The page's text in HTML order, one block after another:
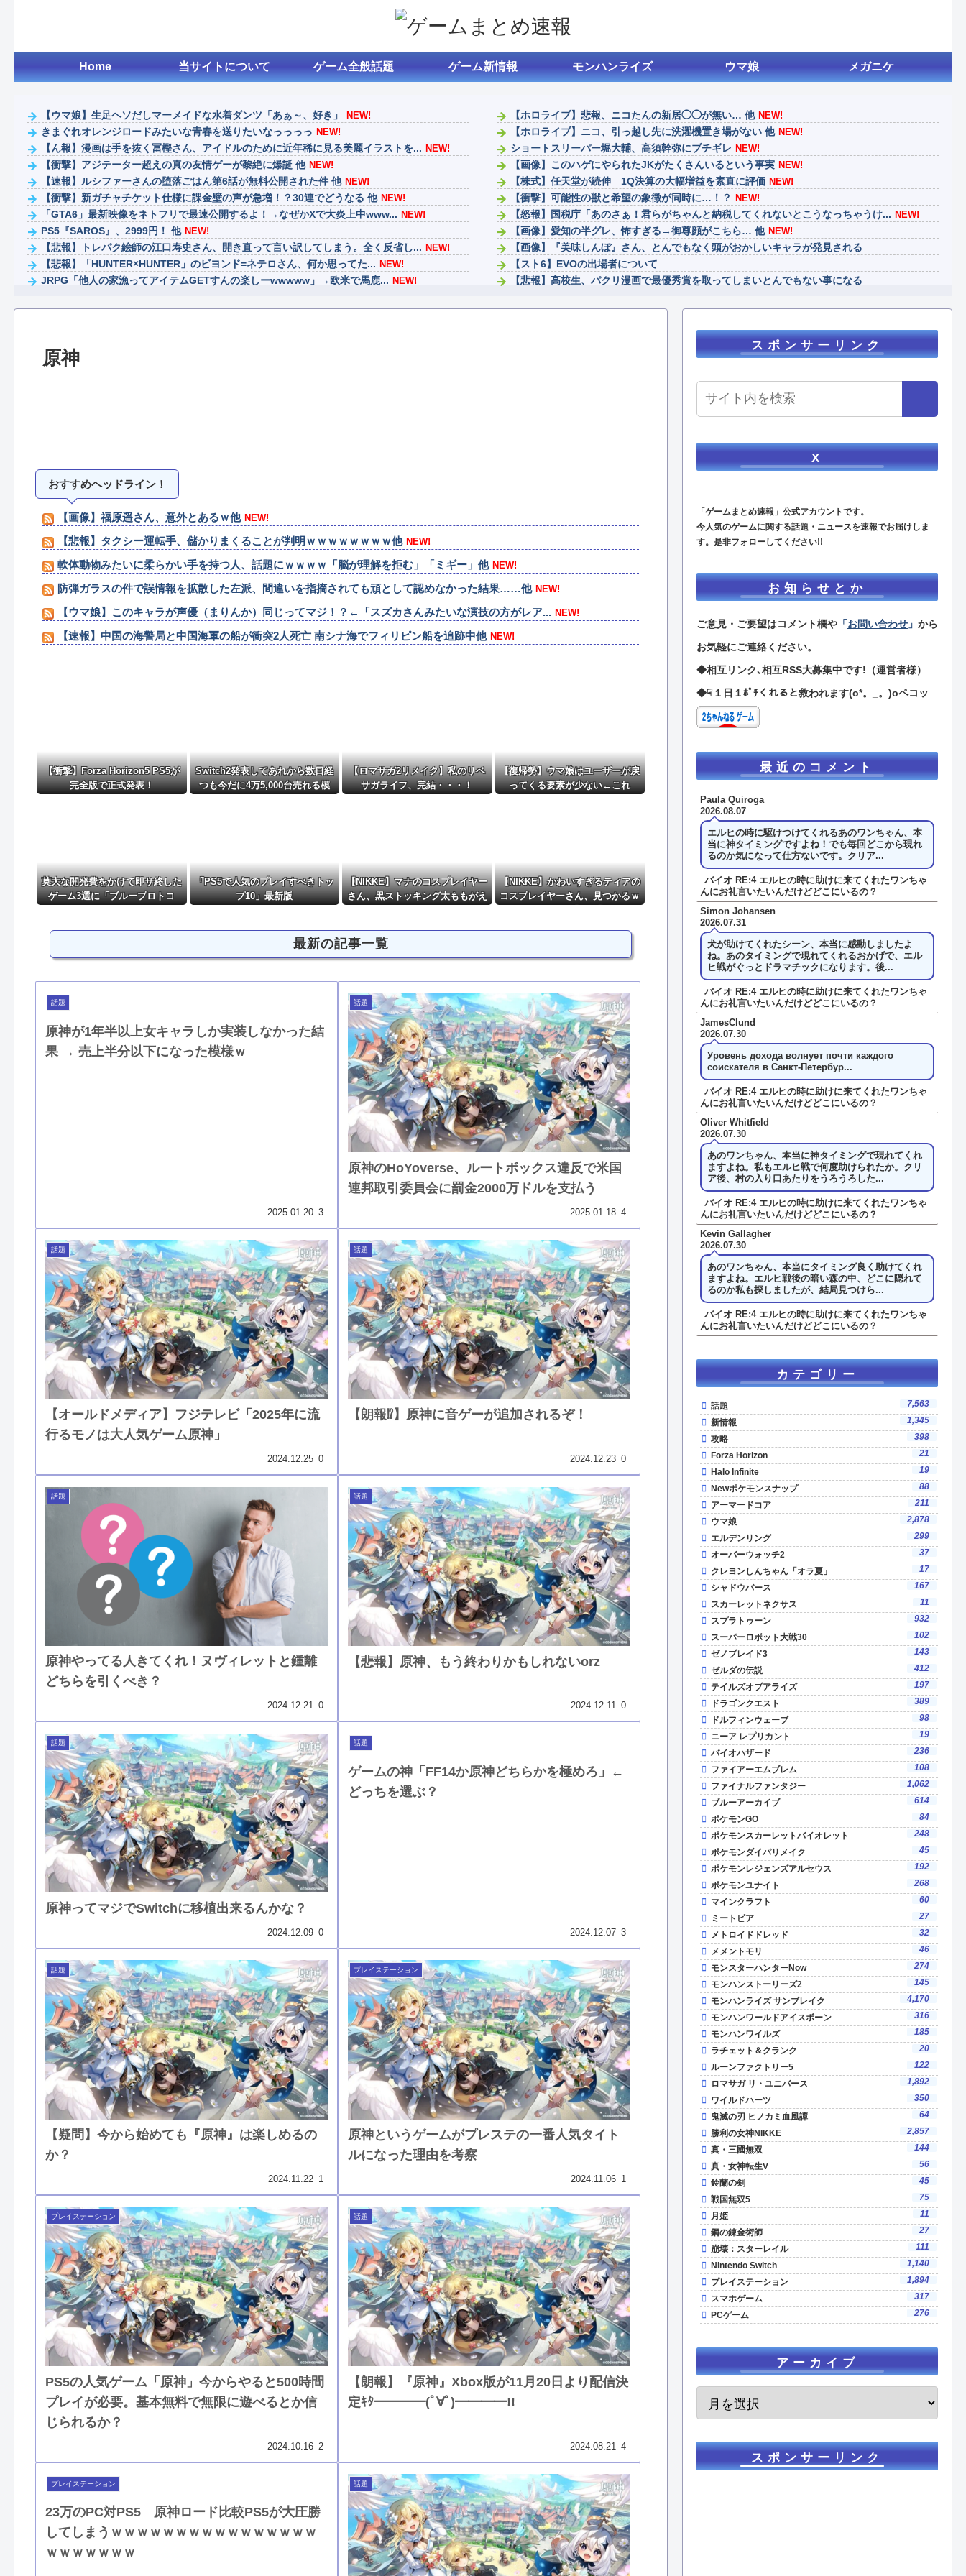
Home 当サイトについて ゲーム全般話題 ゲーム新情報 モンハンライズ ウマ娘 メガニケ
【ウマ娘】生足ヘソだしマーメイドな水着ダンツ「あぁ～、好き」 NEW!
きまぐれオレンジロードみたいな青春を送りたいなっっっっ NEW!
【ん報】漫画は手を抜く冨樫さん、アイドルのために近年稀に見る美麗イラストを... NEW!
【衝撃】アジテーター超えの真の友情ゲーが黎絶に爆誕 他 NEW!
【速報】ルシファーさんの堕落ごはん第6話が無料公開された件 他 NEW!
【衝撃】新ガチャチケット仕様に課金壁の声が急増！？30連でどうなる 他 NEW!
「GTA6」最新映像をネトフリで最速公開するよ！→なぜかXで大炎上中www... NEW!
PS5『SAROS』、2999円！ 他 NEW!
【悲報】トレパク絵師の江口寿史さん、開き直って言い訳してしまう。全く反省し... NEW!
【悲報】「HUNTER×HUNTER」のビヨンド=ネテロさん、何か思ってた... NEW!
JRPG「他人の家漁ってアイテムGETすんの楽しーwwwww」→欧米で馬鹿... NEW!
【ホロライブ】悲報、ニコたんの新居◯◯が無い… 他 NEW!
【ホロライブ】ニコ、引っ越し先に洗濯機置き場がない 他 NEW!
ショートスリーパー堀大輔、高須幹弥にブチギレ NEW!
【画像】このハゲにやられたJKがたくさんいるという事実 NEW!
【株式】任天堂が続伸 1Q決算の大幅増益を素直に評価 NEW!
【衝撃】可能性の獣と希望の象徴が同時に…！？ NEW!
【怒報】国税庁「あのさぁ！君らがちゃんと納税してくれないとこうなっちゃうけ... NEW!
【画像】愛知の半グレ、怖すぎる→御尊顔がこちら… 他 NEW!
【画像】『美味しんぼ』さん、とんでもなく頭がおかしいキャラが発見される
【スト6】EVOの出場者について
【悲報】高校生、パクリ漫画で最優秀賞を取ってしまいとんでもない事になる
ナイトレインは成功したけど、ダスクブラッドは爆死しそうだよね笑
原神
おすすめヘッドライン！
【画像】福原遥さん、意外とあるｗ他 NEW!
【悲報】タクシー運転手、儲かりまくることが判明ｗｗｗｗｗｗｗｗ他 NEW!
軟体動物みたいに柔らかい手を持つ人、話題にｗｗｗｗ「脳が理解を拒む」「ミギー」他 NEW!
防弾ガラスの件で誤情報を拡散した左派、間違いを指摘されても頑として認めなかった結果……他 NEW!
【ウマ娘】このキャラが声優（まりんか）同じってマジ！？←「スズカさんみたいな演技の方がレア... NEW!
【速報】中国の海警局と中国海軍の船が衝突2人死亡 南シナ海でフィリピン船を追跡中他 NEW!
【衝撃】Forza Horizon5 PS5が
完全版で正式発表！
Switch2発表してあれから数日経
つも今だに4万5,000台売れる模
【ロマサガ2リメイク】私のリベ
サガライフ、完結・・・！
【復帰勢】ウマ娘はユーザーが戻
ってくる要素が少ない←これ
莫大な開発費をかけて即サ終した
ゲーム3選に「ブループロトコ
「PS5で人気のプレイすべきトッ
プ10」最新版
【NIKKE】マナのコスプレイヤー
さん、黒ストッキング太ももがえ
【NIKKE】かわいすぎるティアの
コスプレイヤーさん、見つかるｗ
最新の記事一覧
話題
原神が1年半以上女キャラしか実装しなかった結
果 → 売上半分以下になった模様ｗ
2025.01.20 3
話題
原神のHoYoverse、ルートボックス違反で米国
連邦取引委員会に罰金2000万ドルを支払う
2025.01.18 4
話題
【オールドメディア】フジテレビ「2025年に流
行るモノは大人気ゲーム原神」
2024.12.25 0
話題
【朗報⁉】原神に音ゲーが追加されるぞ！
2024.12.23 0
話題
原神やってる人きてくれ！ヌヴィレットと鍾離
どちらを引くべき？
2024.12.21 0
話題
【悲報】原神、もう終わりかもしれないorz
2024.12.11 0
話題
原神ってマジでSwitchに移植出来るんかな？
2024.12.09 0
話題
ゲームの神「FF14か原神どちらかを極めろ」←
どっちを選ぶ？
2024.12.07 3
話題
【疑問】今から始めても『原神』は楽しめるの
か？
2024.11.22 1
プレイステーション
原神というゲームがプレステの一番人気タイト
ルになった理由を考察
2024.11.06 1
プレイステーション
PS5の人気ゲーム「原神」今からやると500時間
プレイが必要。基本無料で無限に遊べるとか信
じられるか？
2024.10.16 2
話題
【朗報】『原神』Xbox版が11月20日より配信決
定ｷﾀ━━━━(ﾟ∀ﾟ)━━━━!!
2024.08.21 4
プレイステーション
23万のPC対PS5 原神ロード比較PS5が大圧勝
してしまうｗｗｗｗｗｗｗｗｗｗｗｗｗｗｗｗ
ｗｗｗｗｗｗｗ
話題
スポンサーリンク
X
「ゲームまとめ速報」公式アカウントです。
今人気のゲームに関する話題・ニュースを速報でお届けしま
す。是非フォローしてください!!
お知らせとか
ご意見・ご要望はコメント欄や 「お問い合わせ 」 から
お気軽にご連絡ください。
◆相互リンク､相互RSS大募集中です!（運営者様）
◆☟１日１ﾎﾟﾁくれると救われます(o*。_。)oペコッ
最近のコメント
Paula Quiroga
2026.08.07
エルヒの時に駆けつけてくれるあのワンちゃん、本
当に神タイミングですよね！でも毎回どこから現れ
るのか気になって仕方ないです。クリア...
バイオ RE:4 エルヒの時に助けに来てくれたワンちゃ
んにお礼言いたいんだけどどこにいるの？
Simon Johansen
2026.07.31
犬が助けてくれたシーン、本当に感動しましたよ
ね。あのタイミングで現れてくれるおかげで、エル
ヒ戦がぐっとドラマチックになります。後...
バイオ RE:4 エルヒの時に助けに来てくれたワンちゃ
んにお礼言いたいんだけどどこにいるの？
JamesClund
2026.07.30
Уровень дохода волнует почти каждого
соискателя в Санкт-Петербур...
バイオ RE:4 エルヒの時に助けに来てくれたワンちゃ
んにお礼言いたいんだけどどこにいるの？
Oliver Whitfield
2026.07.30
あのワンちゃん、本当に神タイミングで現れてくれ
ますよね。私もエルヒ戦で何度助けられたか。クリ
ア後、村の入り口あたりをうろうろした...
バイオ RE:4 エルヒの時に助けに来てくれたワンちゃ
んにお礼言いたいんだけどどこにいるの？
Kevin Gallagher
2026.07.30
あのワンちゃん、本当にタイミング良く助けてくれ
ますよね。エルヒ戦後の暗い森の中、どこに隠れて
るのか私も探しましたが、結局見つけら...
バイオ RE:4 エルヒの時に助けに来てくれたワンちゃ
んにお礼言いたいんだけどどこにいるの？
カテゴリー
話題
7,563
新情報
1,345
攻略
398
Forza Horizon
21
Halo Infinite
19
Newポケモンスナップ
88
アーマードコア
211
ウマ娘
2,878
エルデンリング
299
オーバーウォッチ2
37
クレヨンしんちゃん「オラ夏」
17
シャドウバース
167
スカーレットネクサス
11
スプラトゥーン
932
スーパーロボット大戦30
102
ゼノブレイド3
143
ゼルダの伝説
412
テイルズオブアライズ
197
ドラゴンクエスト
389
ドルフィンウェーブ
98
ニーア レプリカント
19
バイオハザード
236
ファイアーエムブレム
108
ファイナルファンタジー
1,062
ブルーアーカイブ
614
ポケモンGO
84
ポケモンスカーレットバイオレット
248
ポケモンダイパリメイク
45
ポケモンレジェンズアルセウス
192
ポケモンユナイト
268
マインクラフト
60
ミートピア
27
メトロイドドレッド
32
メメントモリ
46
モンスターハンターNow
274
モンハンストーリーズ2
145
モンハンライズ サンブレイク
4,170
モンハンワールドアイスボーン
316
モンハンワイルズ
185
ラチェット＆クランク
20
ルーンファクトリー5
122
ロマサガ リ・ユニバース
1,892
ワイルドハーツ
350
鬼滅の刃 ヒノカミ血風譚
64
勝利の女神NIKKE
2,857
真・三國無双
144
真・女神転生V
56
鈴蘭の剣
45
戦国無双5
75
月姫
11
鋼の錬金術師
27
崩壊：スターレイル
111
Nintendo Switch
1,140
プレイステーション
1,894
スマホゲーム
317
PCゲーム
276
アーカイブ
スポンサーリンク